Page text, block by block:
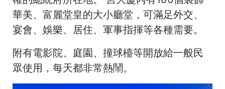
華美、富麗堂皇的大小廳堂，可滿足外交、
宴會、娛樂、居住、軍事指揮等各種需要。
附有電影院、庭園、撞球檯等開放給一般民
眾使用，每天都非常熱鬧。